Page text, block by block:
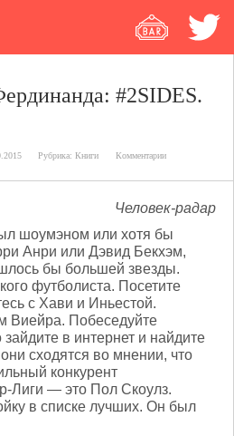
#2SIDES.
Рубрика: Книги Комментарии
Человек-радар
шоумэном или хотя бы
Анри или Дэвид Бекхэм,
бы большей звезды.
футболиста. Посетите
с Хави и Иньестой.
Виейра. Побеседуйте
в интернет и найдите
сходятся во мнении, что
конкурент
Лиги — это Пол Скоулз.
в списке лучших. Он был